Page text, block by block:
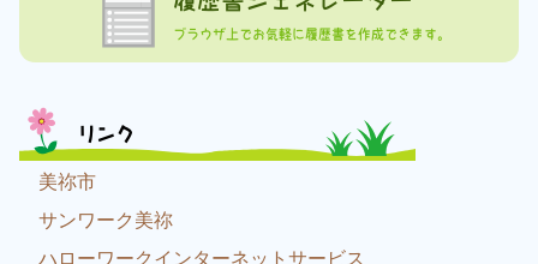
ブラウザ上でお気軽に履歴書を作成できます。
リンク
美祢市
サンワーク美祢
ハローワークインターネットサービス